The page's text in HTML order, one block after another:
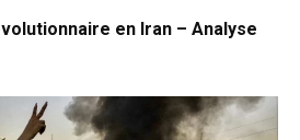
en Iran – Analyse